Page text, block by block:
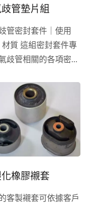
管墊片組
管密封套件｜使用
密封套件專
歧管相關的各項密封
橡膠襯套
客製襯套可依據客戶